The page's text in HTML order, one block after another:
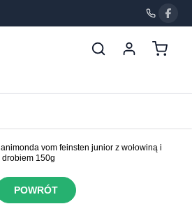
animonda vom feinsten junior z wołowiną i
drobiem 150g
POWRÓT